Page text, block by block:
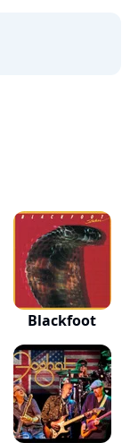
Blackfoot